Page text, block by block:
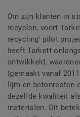
Om zijn klanten in
recyclen, voert
recycling' pilot
heeft Tarkett
ontwikkeld,
(gemaakt vanaf
lijm en betonresten
dezelfde kwaliteit
materialen. Dit